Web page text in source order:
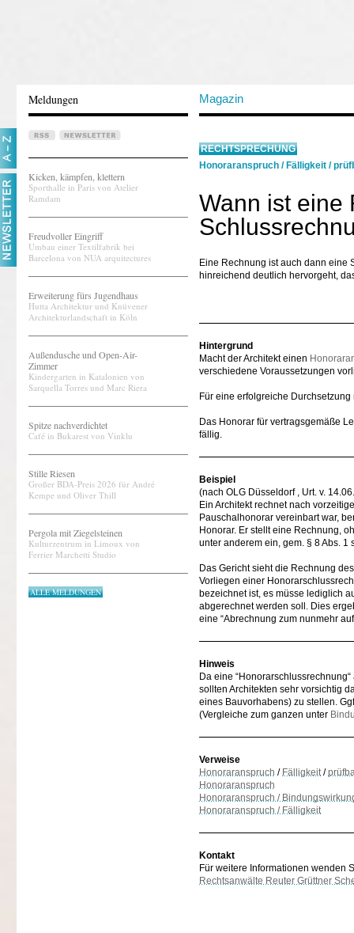
Meldungen Magazin
Kicken, kämpfen, klettern
Sporthalle in Paris von Atelier
Ramdam
Freudvoller Eingriff
Umbau einer Textilfabrik bei
Barcelona von NUA arquitectures
Erweiterung fürs Jugendhaus
Hutta Architektur und Knüvener
Architekturlandschaft in Köln
Außendusche und Open-Air-
Zimmer
Kindergarten in Katalonien von
Sarquella Torres und Marc Riera
Spitze nachverdichtet
Café in Bukarest von Vinklu
Stille Riesen
Großer BDA-Preis 2026 für André
Kempe und Oliver Thill
Pergola mit Ziegelsteinen
Kulturzentrum in Limoux von
Ferrier Marchetti Studio
ALLE MELDUNGEN
RECHTSPRECHUNG
Honoraranspruch / Fälligkeit /
Wann ist eine
Eine Rechnung ist auch dann eine
hinreichend deutlich hervorgeht,
Hintergrund
Macht der Architekt einen
verschiedene Voraussetzungen
Für eine erfolgreiche
Das Honorar für vertragsgemäße
fällig.
Beispiel
(nach OLG Düsseldorf , Urt. v.
Ein Architekt rechnet nach
Pauschalhonorar vereinbart war,
Honorar. Er stellt eine Rechnung,
unter anderem ein, gem. § 8 Abs. 1
Das Gericht sieht die Rechnung
Vorliegen einer
bezeichnet ist, es müsse lediglich
abgerechnet werden soll. Dies
eine “Abrechnung zum nunmehr
Hinweis
Da eine
sollten Architekten sehr vorsichtig
eines Bauvorhabens) zu stellen.
(Vergleiche zum ganzen unter
Verweise
Honoraranspruch / Fälligkeit/
Honoraranspruch
Honoraranspruch /
Honoraranspruch / Fälligkeit
Kontakt
Für weitere Informationen wenden
Rechtsanwälte Reuter Grüttner